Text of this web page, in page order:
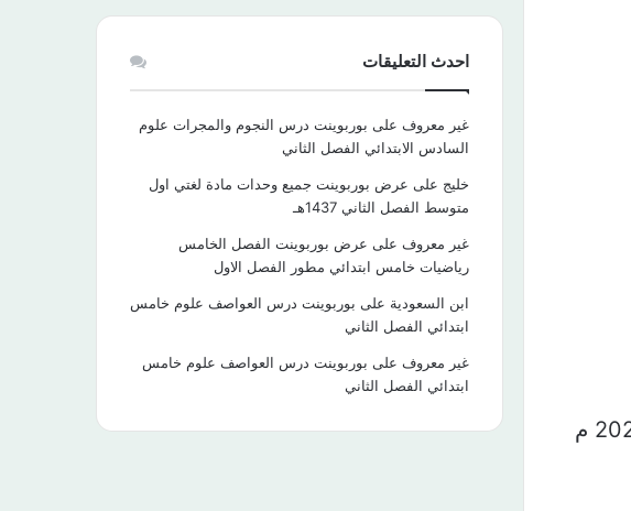
احدث التعليقات
غير معروف على بوربوينت درس النجوم والمجرات علوم
السادس الابتدائي الفصل الثاني
خليج على عرض بوربوينت جميع وحدات مادة لغتي اول
متوسط الفصل الثاني 1437هـ
غير معروف على عرض بوربوينت الفصل الخامس
رياضيات خامس ابتدائي مطور الفصل الاول
ابن السعودية على بوربوينت درس العواصف علوم خامس
ابتدائي الفصل الثاني
غير معروف على بوربوينت درس العواصف علوم خامس
ابتدائي الفصل الثاني